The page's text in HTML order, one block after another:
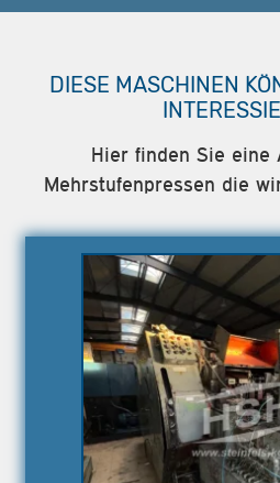
DIESE MASCHINEN
Hier finden Sie eine
Mehrstufenpressen die